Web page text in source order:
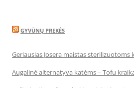
GYVŪNŲ PREKĖS
Geriausias Josera maistas sterilizuotoms
Augalinė alternatyva katėms – Tofu